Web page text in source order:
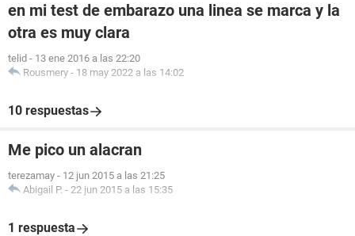
en mi test de embarazo una linea se marca y la
otra es muy clara
telid - 13 ene 2016 a las 22:20
Rousmery - 18 may 2022 a las 14:02
10 respuestas
Me pico un alacran
terezamay - 12 jun 2015 a las 21:25
Abigail P. - 22 jun 2015 a las 15:35
1 respuesta